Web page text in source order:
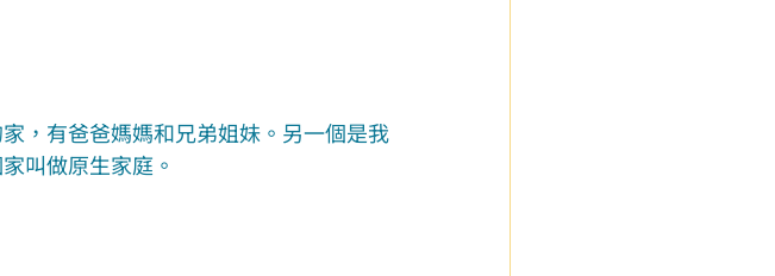
，有爸爸媽媽和兄弟姐妹。另一個是我
叫做原生家庭。